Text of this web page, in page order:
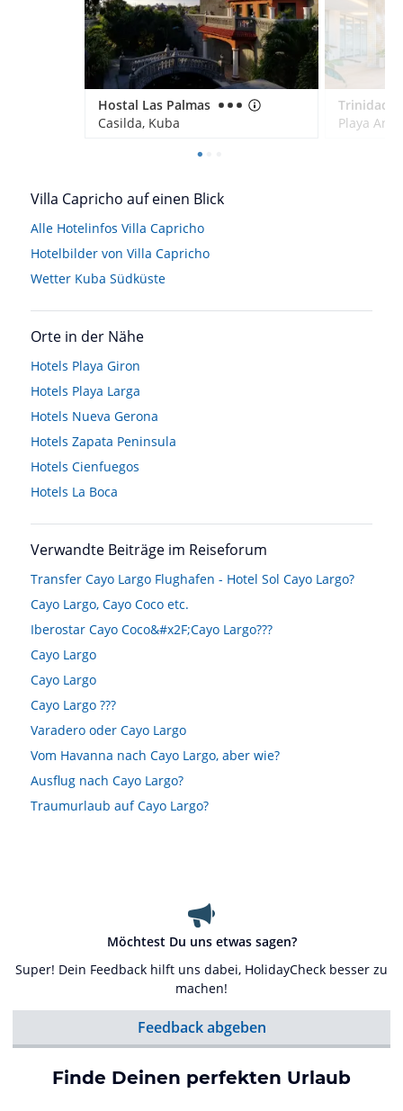
Hostal Las Palmas
Casilda, Kuba
Trinidad
Playa
Villa Capricho auf einen Blick
Alle Hotelinfos Villa Capricho
Hotelbilder von Villa Capricho
Wetter Kuba Südküste
Orte in der Nähe
Hotels Playa Giron
Hotels Playa Larga
Hotels Nueva Gerona
Hotels Zapata Peninsula
Hotels Cienfuegos
Hotels La Boca
Verwandte Beiträge im Reiseforum
Transfer Cayo Largo Flughafen - Hotel Sol Cayo Largo?
Cayo Largo, Cayo Coco etc.
Iberostar Cayo Coco&#x2F;Cayo Largo???
Cayo Largo
Cayo Largo
Cayo Largo ???
Varadero oder Cayo Largo
Vom Havanna nach Cayo Largo, aber wie?
Ausflug nach Cayo Largo?
Traumurlaub auf Cayo Largo?
Möchtest Du uns etwas sagen?
Super! Dein Feedback hilft uns dabei, HolidayCheck besser zu
machen!
Feedback abgeben
Finde Deinen perfekten Urlaub